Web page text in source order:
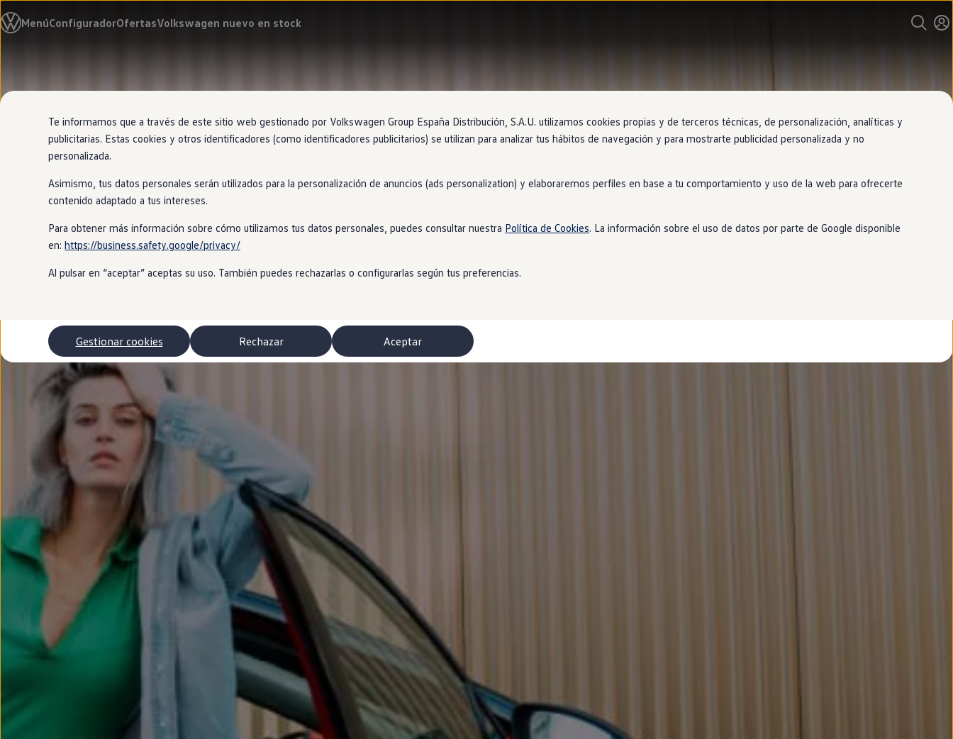
directamente
directamente
página
MenúConfiguradorOfertasVolkswagen nuevo en stock
Modelos y configurador
Nuevo ID. Cross
Financiación
My Way
Seguros
Empresas
Autoescuelas
Más sobre eléctricos
Más sobre híbridos
Plan Auto +
Etiquetas DGT
Simulador de autonomía, carga y ahorro
Soluciones de carga
Autonomía
Clientes y posventa
Club Volkswagen
Ofertas posventa
Eventos y experiencias
Beneficios Volkswagen
Asistencia en carretera
Servicios de movilidad
Garantía del fabricante
Beneficios del taller oficial
Rent-a-Car
Servicios digitales
Buscar servicios para tu modelo
Volkswagen Apps, inicio de sesión y tienda
Conectar el móvil con el vehículo
Actualizaciones del software, los mapas y las emisoras de radio
Mantenimiento y reparaciones
Revisiones e ITV
Aceite y líquidos del motor
Baterías
Frenos
Motor y chasis
Aire acondicionado y filtros
Carrocería y pintura
Personalización
Te informamos que a través de este sitio web gestionado por Volkswagen Group España Distribución, S.A.U. utilizamos cookies propias y de terceros técnicas, de personalización, analíticas y
publicitarias. Estas cookies y otros identificadores (como identificadores publicitarios) se utilizan para analizar tus hábitos de navegación y para mostrarte publicidad personalizada y no
personalizada.
Asimismo, tus datos personales serán utilizados para la personalización de anuncios (ads personalization) y elaboraremos perfiles en base a tu comportamiento y uso de la web para ofrecerte
contenido adaptado a tus intereses.
Para obtener más información sobre cómo utilizamos tus datos personales, puedes consultar nuestra Política de Cookies. La información sobre el uso de datos por parte de Google disponible
en: https://business.safety.google/privacy/
Al pulsar en “aceptar” aceptas su uso. También puedes rechazarlas o configurarlas según tus preferencias.
Aceptar
Rechazar
Gestionar cookies